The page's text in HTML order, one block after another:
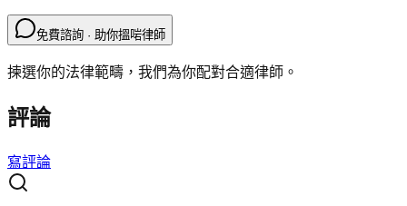
免費諮詢 · 助你搵啱律師
揀選你的法律範疇，我們為你配對合適律師。
評論
寫評論